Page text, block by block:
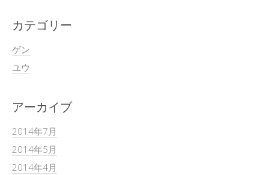
カテゴリー
ゲン
ユウ
アーカイブ
2014年7月
2014年5月
2014年4月